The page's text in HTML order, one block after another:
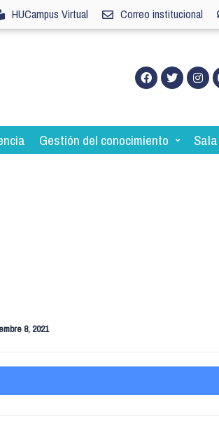
HUCampus Virtual Correo institucional
Gestión del conocimiento
8, 2021